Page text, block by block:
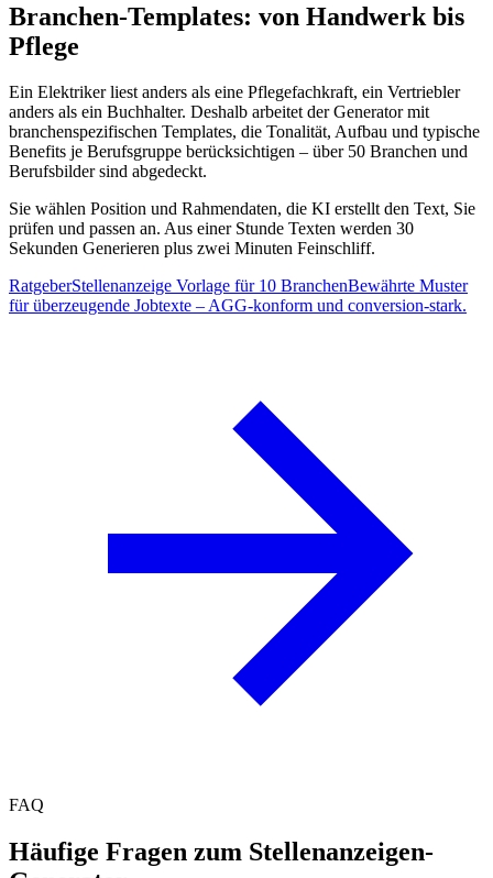
Branchen-Templates: von Handwerk bis
Pflege
Ein Elektriker liest anders als eine Pflegefachkraft, ein Vertriebler
anders als ein Buchhalter. Deshalb arbeitet der Generator mit
branchenspezifischen Templates, die Tonalität, Aufbau und typische
Benefits je Berufsgruppe berücksichtigen – über 50 Branchen und
Berufsbilder sind abgedeckt.
Sie wählen Position und Rahmendaten, die KI erstellt den Text, Sie
prüfen und passen an. Aus einer Stunde Texten werden 30
Sekunden Generieren plus zwei Minuten Feinschliff.
RatgeberStellenanzeige Vorlage für 10 BranchenBewährte Muster
für überzeugende Jobtexte – AGG-konform und conversion-stark.
FAQ
Häufige Fragen zum Stellenanzeigen-